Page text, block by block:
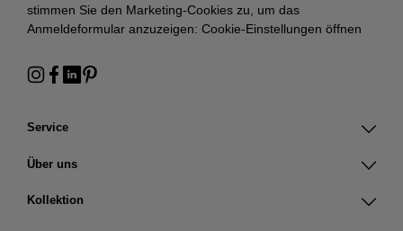
Service
Über uns
Kollektion
stimmen Sie den Marketing-Cookies zu, um das
Anmeldeformular anzuzeigen: Cookie-Einstellungen öffnen